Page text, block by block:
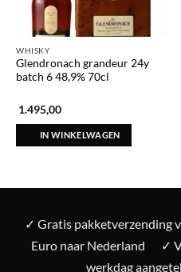
WHISKY
Glendronach grandeur 24y
batch 6 48,9% 70cl
1.495,00
IN WINKELWAGEN
✓ Gratis pakketverzending
Euro naar Nederland
✓
werkdag